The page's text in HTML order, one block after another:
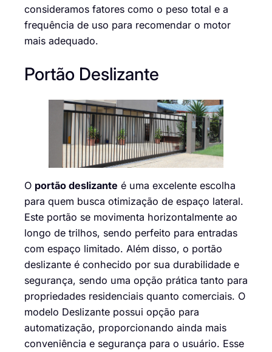
consideramos fatores como o peso total e a
frequência de uso para recomendar o motor
mais adequado.
Portão Deslizante
O portão deslizante é uma excelente escolha
para quem busca otimização de espaço lateral.
Este portão se movimenta horizontalmente ao
longo de trilhos, sendo perfeito para entradas
com espaço limitado. Além disso, o portão
deslizante é conhecido por sua durabilidade e
segurança, sendo uma opção prática tanto para
propriedades residenciais quanto comerciais. O
modelo Deslizante possui opção para
automatização, proporcionando ainda mais
conveniência e segurança para o usuário. Esse